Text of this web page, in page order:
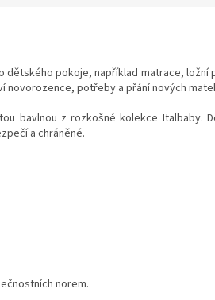
pokoje, například matrace, ložní
novorozence, potřeby a přání nových
bavlnou z rozkošné kolekce Italbaby.
a chráněné.
norem.